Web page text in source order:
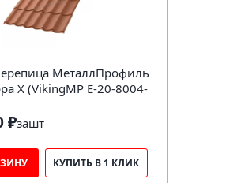
МеталлПрофиль
X (VikingMP E-20-8004-
₽зашт
КУПИТЬ В 1 КЛИК